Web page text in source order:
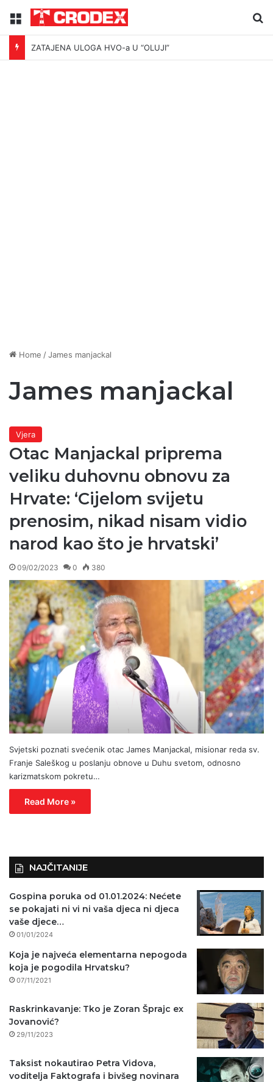
Menu
ZATAJENA ULOGA HVO-a U “OLUJI”
Home /James manjackal
James manjackal
Vjera
Otac Manjackal priprema
veliku duhovnu obnovu za
Hrvate: ‘Cijelom svijetu
prenosim, nikad nisam vidio
narod kao što je hrvatski’
09/02/2023 0 380
Svjetski poznati svećenik otac James Manjackal, misionar reda sv.
Franje Saleškog u poslanju obnove u Duhu svetom, odnosno
karizmatskom pokretu…
Read More »
NAJČITANIJE
Gospina poruka od 01.01.2024: Nećete
se pokajati ni vi ni vaša djeca ni djeca
vaše djece…
01/01/2024
Koja je najveća elementarna nepogoda
koja je pogodila Hrvatsku?
07/11/2021
Raskrinkavanje: Tko je Zoran Šprajc ex
Jovanović?
29/11/2023
Taksist nokautirao Petra Vidova,
voditelja Faktografa i bivšeg novinara